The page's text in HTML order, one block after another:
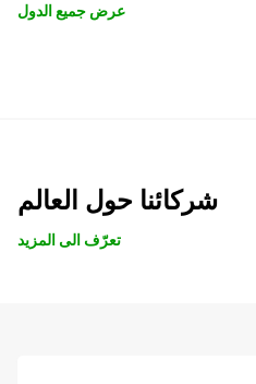
عرض جميع الدول
شركائنا حول العالم
تعرّف الى المزيد